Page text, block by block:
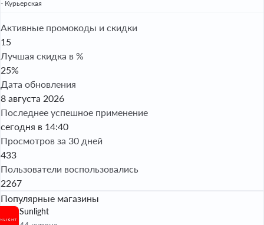
- Курьерская
Активные промокоды и скидки
15
Лучшая скидка в %
25%
Дата обновления
8 августа 2026
Последнее успешное применение
сегодня в 14:40
Просмотров за 30 дней
433
Пользователи воспользовались
2267
Популярные магазины
Sunlight